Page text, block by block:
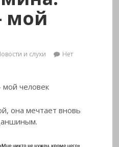
мой
и слухи
Нет
человек
она мечтает вновь